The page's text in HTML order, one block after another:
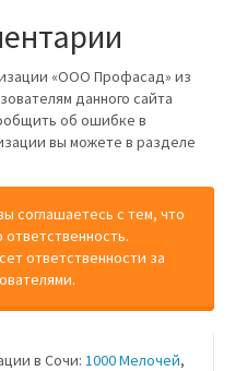
«ООО Профасад» из
данного сайта
об ошибке в
вы можете в разделе
соглашаетесь с тем, что
ответственности за
в Сочи: 1000 Мелочей,